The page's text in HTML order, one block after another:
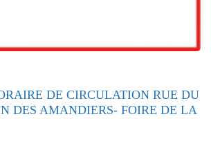
DE CIRCULATION RUE DU
DES AMANDIERS- FOIRE DE LA